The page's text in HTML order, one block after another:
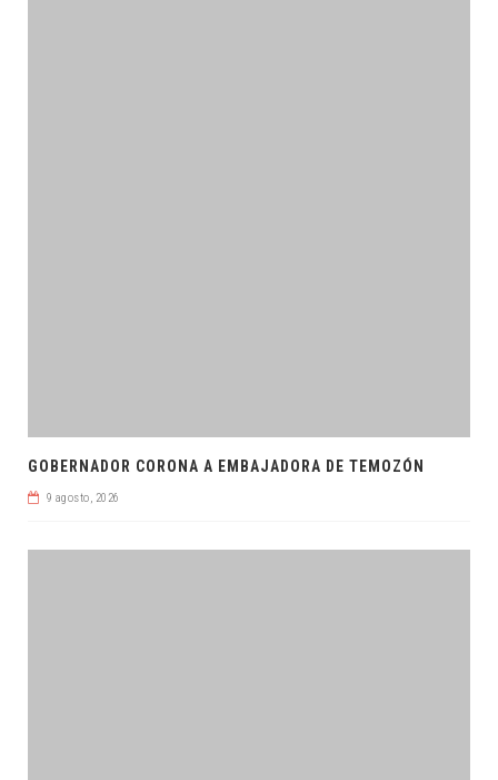
GOBERNADOR CORONA A EMBAJADORA DE TEMOZÓN
9 agosto, 2026